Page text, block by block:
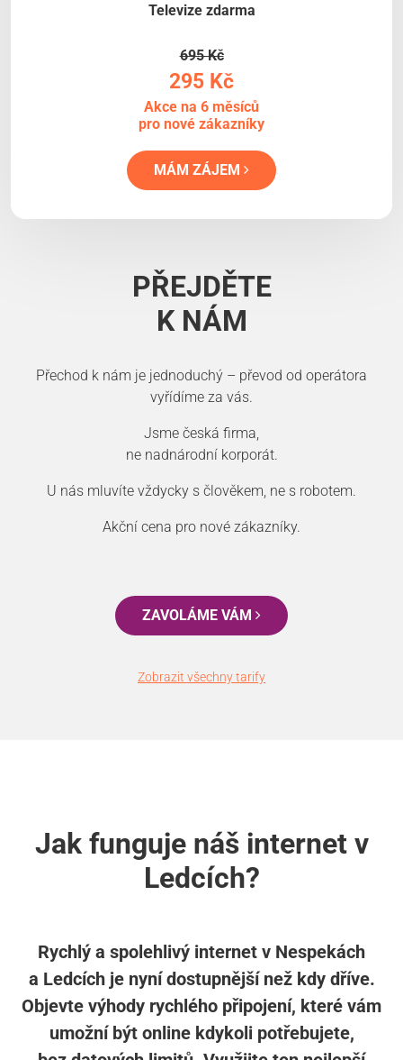
Televize zdarma
695 Kč
295 Kč
Akce na 6 měsíců
pro nové zákazníky
MÁM ZÁJEM
PŘEJDĚTE
K NÁM
Přechod k nám je jednoduchý – převod od operátora
vyřídíme za vás.
Jsme česká firma,
ne nadnárodní korporát.
U nás mluvíte vždycky s člověkem, ne s robotem.
Akční cena pro nové zákazníky.
ZAVOLÁME VÁM
Zobrazit všechny tarify
Jak funguje náš internet v
Ledcích?
Rychlý a spolehlivý internet v Nespekách
a Ledcích je nyní dostupnější než kdy dříve.
Objevte výhody rychlého připojení, které vám
umožní být online kdykoli potřebujete,